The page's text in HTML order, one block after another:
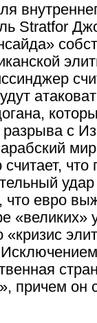
Stratfor
разрыва с
что
что евро
«великих»
причем он